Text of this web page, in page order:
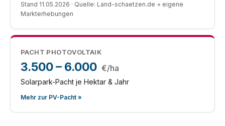
Stand 11.05.2026 · Quelle: Land-schaetzen.de + eigene
Markterhebungen
PACHT PHOTOVOLTAIK
3.500 – 6.000 €/ha
Solarpark-Pacht je Hektar & Jahr
Mehr zur PV-Pacht »